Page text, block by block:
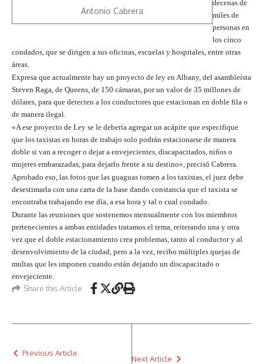
Antonio Cabrera
decenas de
miles de
personas en
los cinco
condados, que se dirigen a sus oficinas, escuelas y hospitales, entre otras
áreas.
Expresa que actualmente hay un proyecto de ley en Albany, del asambleísta
Steven Raga, de Queens, de 150 cámaras, por un valor de 35 millones de
dólares, para que detecten a los conductores que estacionan en doble fila o
de manera ilegal.
«A ese proyecto de Ley se le debería agregar un acápite que especifique
que los taxistas en horas de trabajo solo podrán estacionarse de manera
doble si van a recoger o dejar a envejecientes, discapacitados, niños o
mujeres embarazadas, para dejarlo frente a su destino», precisó Cabrera.
Aprobado eso, las fotos que las guaguas tomen a los taxistas, el juez debe
desestimarla con una carta de la base dando constancia que el taxista se
encontraba trabajando ese día, a esa hora y tal o cual condado.
Durante las reuniones que sostenemos mensualmente con los miembros
pertenecientes a ambas entidades tratamos el tema, reiterando una y otra
vez que el doble estacionamiento crea problemas, tanto al conductor y al
desenvolvimiento de la ciudad, pero a la vez, recibo múltiples quejas de
multas que les imponen cuando están dejando un discapacitado o
envejeciente.
Share this Article
Previous Article
Next Article